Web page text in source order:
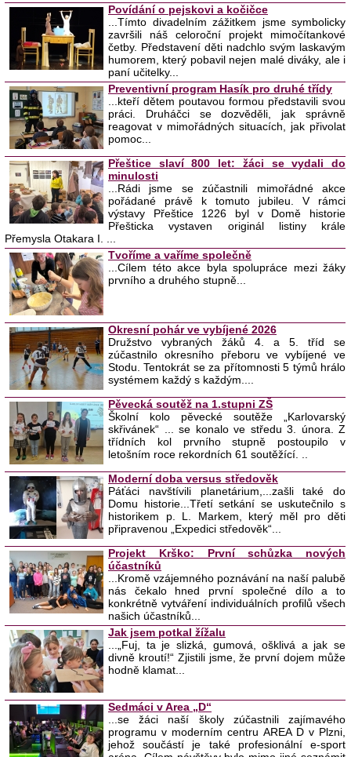
Povídání o pejskovi a kočičce
...Tímto divadelním zážitkem jsme symbolicky
završili náš celoroční projekt mimočítankové
četby. Představení děti nadchlo svým laskavým
humorem, který pobavil nejen malé diváky, ale i
paní učitelky...
Preventivní program Hasík pro druhé třídy
...kteří dětem poutavou formou představili svou
práci. Druháčci se dozvěděli, jak správně
reagovat v mimořádných situacích, jak přivolat
pomoc...
Přeštice slaví 800 let: žáci se vydali do
minulosti
...Rádi jsme se zúčastnili mimořádné akce
pořádané právě k tomuto jubileu. V rámci
výstavy Přeštice 1226 byl v Domě historie
Přešticka vystaven originál listiny krále
Přemysla Otakara I. ...
Tvoříme a vaříme společně
...Cílem této akce byla spolupráce mezi žáky
prvního a druhého stupně...
Okresní pohár ve vybíjené 2026
Družstvo vybraných žáků 4. a 5. tříd se
zúčastnilo okresního přeboru ve vybíjené ve
Stodu. Tentokrát se za přítomnosti 5 týmů hrálo
systémem každý s každým....
Pěvecká soutěž na 1.stupni ZŠ
Školní kolo pěvecké soutěže „Karlovarský
skřivánek“ ... se konalo ve středu 3. února. Z
třídních kol prvního stupně postoupilo v
letošním roce rekordních 61 soutěžící. ..
Moderní doba versus středověk
Páťáci navštívili planetárium,...zašli také do
Domu historie...Třetí setkání se uskutečnilo s
historikem p. L. Markem, který měl pro děti
připravenou „Expedici středověk“...
Projekt Krško: První schůzka nových
účastníků
...Kromě vzájemného poznávání na naší palubě
nás čekalo hned první společné dílo a to
konkrétně vytváření individuálních profilů všech
našich účastníků...
Jak jsem potkal žížalu
...„Fuj, ta je slizká, gumová, ošklivá a jak se
divně kroutí!“ Zjistili jsme, že první dojem může
hodně klamat...
Sedmáci v Area „D“
...se žáci naší školy zúčastnili zajímavého
programu v moderním centru AREA D v Plzni,
jehož součástí je také profesionální e-sport